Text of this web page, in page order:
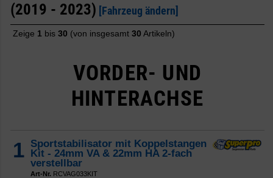
(2019 - 2023)
[Fahrzeug ändern]
Zeige 1 bis 30 (von insgesamt 30 Artikeln)
VORDER- UND
HINTERACHSE
1 Sportstabilisator mit Koppelstangen
Kit - 24mm VA & 22mm HA 2-fach
verstellbar
Art-Nr. RCVAG033KIT